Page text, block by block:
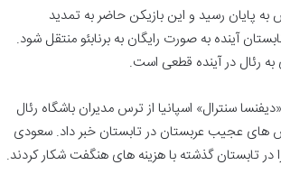
به پایان رسید و این بازیکن حاضر به تمدید
آینده به صورت رایگان به برنابئو منتقل شود.
به رئال در آینده قطعی است.
سنترال» اسپانیا از ترس مدیران باشگاه رئال
های عجیب عربستان در تابستان خبر داد. سعودی